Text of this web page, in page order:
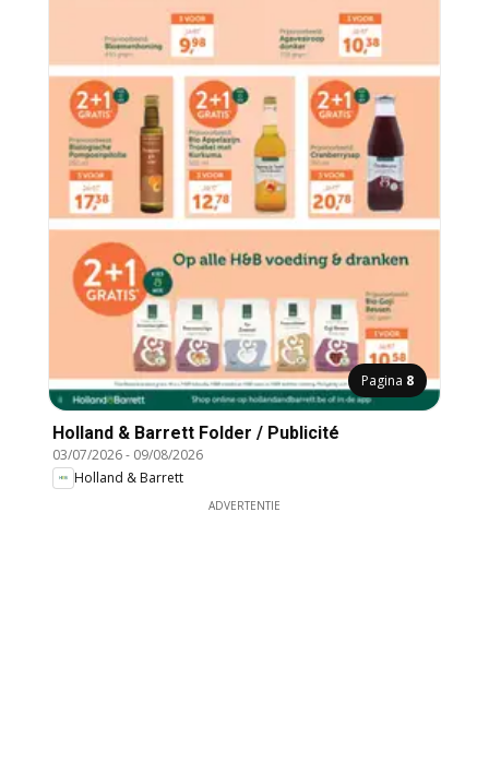
Pagina 8
Holland & Barrett Folder / Publicité
03/07/2026- 09/08/2026
Holland & Barrett
ADVERTENTIE